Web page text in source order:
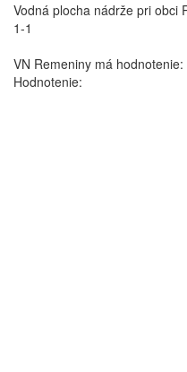
Vodná plocha nádrže pri obci
1-1
VN Remeniny má hodnotenie:
Hodnotenie: